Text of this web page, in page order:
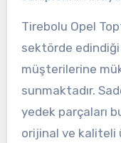
Tirebolu Opel
sektörde
müşterilerine
sunmaktadır.
yedek parçaları
orijinal ve kaliteli